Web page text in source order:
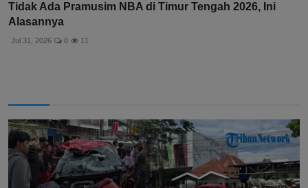
Tidak Ada Pramusim NBA di Timur Tengah 2026, Ini
Alasannya
Jul 31, 2026 0 11